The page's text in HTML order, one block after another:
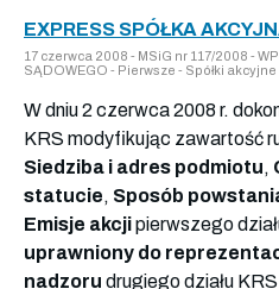
EXPRESS SPÓŁKA
17 czerwca 2008 - MSiG nr 117/2008 -
SĄDOWEGO - Pierwsze - Spółki akcyjne
W dniu 2 czerwca 2008 r.
KRS modyfikując zawartość
Siedziba i adres podmiotu,
statucie, Sposób
Emisje akcjipierwszego
uprawniony do
nadzoru drugiego działu